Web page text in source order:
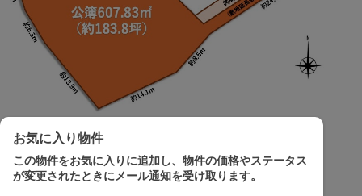
お気に入り物件
この物件をお気に入りに追加し、物件の価格やステータス
が変更されたときにメール通知を受け取ります。